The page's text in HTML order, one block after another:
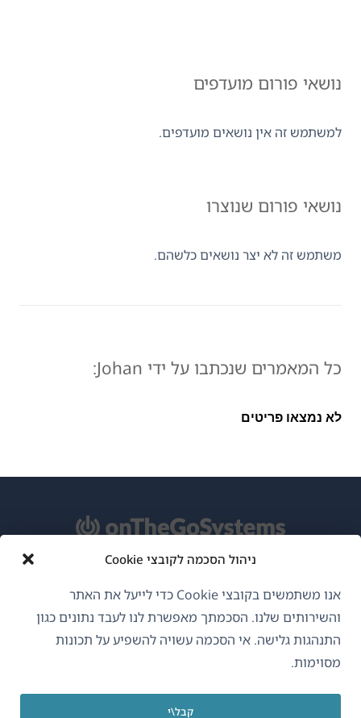
ניהול הסכמה לקובצי Cookie
אנו משתמשים בקובצי Cookie כדי לייעל את האתר
והשירותים שלנו. הסכמתך מאפשרת לנו לעבד נתונים כגון
התנהגות גלישה. אי הסכמה עשויה להשפיע על תכונות
מסוימות.
קבל\י
נושאי פורום מועדפים
למשתמש זה אין נושאים מועדפים.
נושאי פורום שנוצרו
משתמש זה לא יצר נושאים כלשהם.
כל המאמרים שנכתבו על ידי Johan:
לא נמצאו פריטים
GDPR ומדיניות פרטיות
הצטרף לצוות שלנו(נפתח
בחלון בחלון בחלון